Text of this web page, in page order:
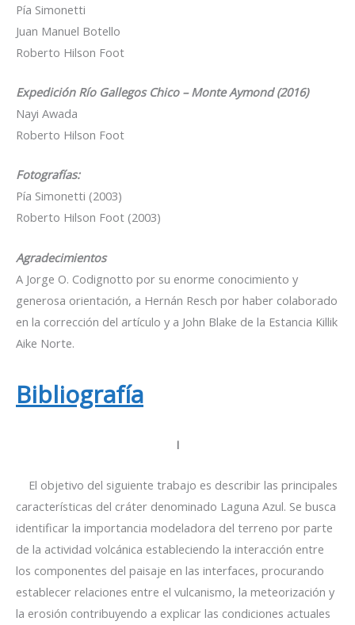
Pía Simonetti
Juan Manuel Botello
Roberto Hilson Foot
Expedición Río Gallegos Chico – Monte Aymond (2016)
Nayi Awada
Roberto Hilson Foot
Fotografías:
Pía Simonetti (2003)
Roberto Hilson Foot (2003)
Agradecimientos
A Jorge O. Codignotto por su enorme conocimiento y
generosa orientación, a Hernán Resch por haber colaborado
en la corrección del artículo y a John Blake de la Estancia Killik
Aike Norte.
Bibliografía
I
El objetivo del siguiente trabajo es describir las principales
características del cráter denominado Laguna Azul. Se busca
identificar la importancia modeladora del terreno por parte
de la actividad volcánica estableciendo la interacción entre
los componentes del paisaje en las interfaces, procurando
establecer relaciones entre el vulcanismo, la meteorización y
la erosión contribuyendo a explicar las condiciones actuales